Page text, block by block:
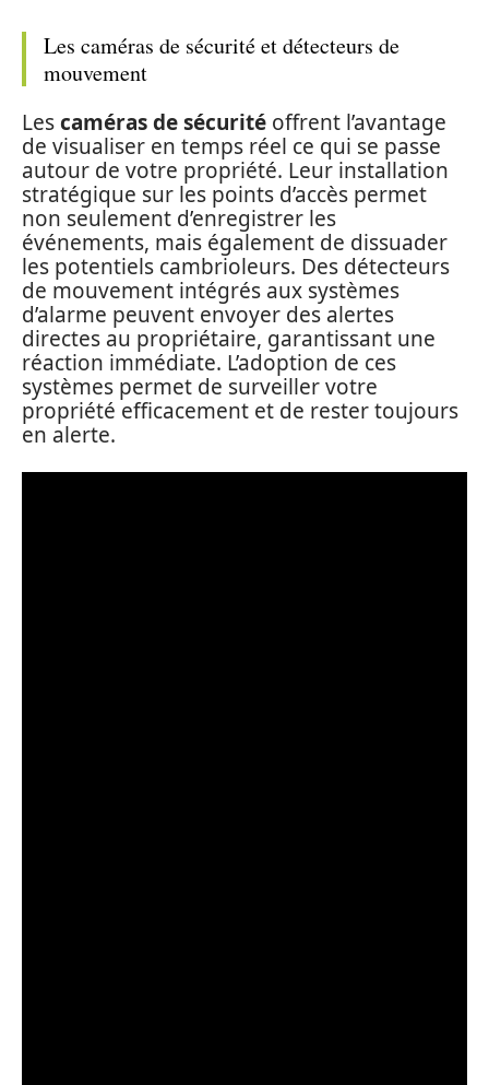
Les caméras de sécurité et détecteurs de
mouvement
Lescaméras de sécurité offrent l’avantage
de visualiser en temps réel ce qui se passe
autour de votre propriété. Leur installation
stratégique sur les points d’accès permet
non seulement d’enregistrer les
événements, mais également de dissuader
les potentiels cambrioleurs. Des détecteurs
de mouvement intégrés aux systèmes
d’alarme peuvent envoyer des alertes
directes au propriétaire, garantissant une
réaction immédiate. L’adoption de ces
systèmes permet de surveiller votre
propriété efficacement et de rester toujours
en alerte.